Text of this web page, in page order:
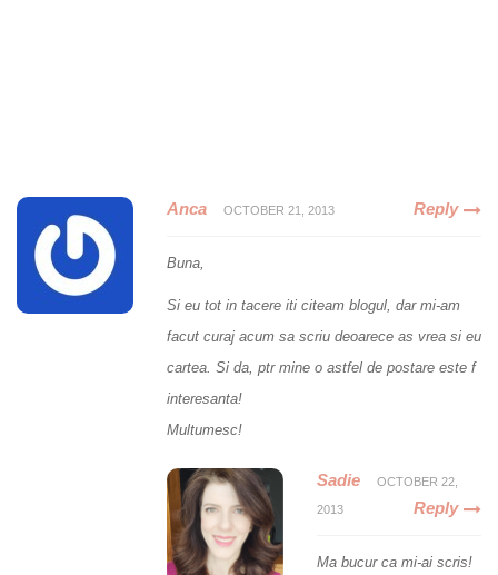
Anca OCTOBER 21, 2013 Reply
Buna,
Si eu tot in tacere iti citeam blogul, dar mi-am
facut curaj acum sa scriu deoarece as vrea si eu
cartea. Si da, ptr mine o astfel de postare este f
interesanta!
Multumesc!
Sadie OCTOBER 22,
2013 Reply
Ma bucur ca mi-ai scris!